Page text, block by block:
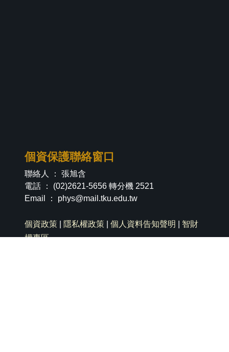
個資保護聯絡窗口
聯絡人 ： 張旭含
電話 ： (02)2621-5656 轉分機 2521
Email ： phys@mail.tku.edu.tw
個資政策 隱私權政策 個人資料告知聲明
智財
權專區